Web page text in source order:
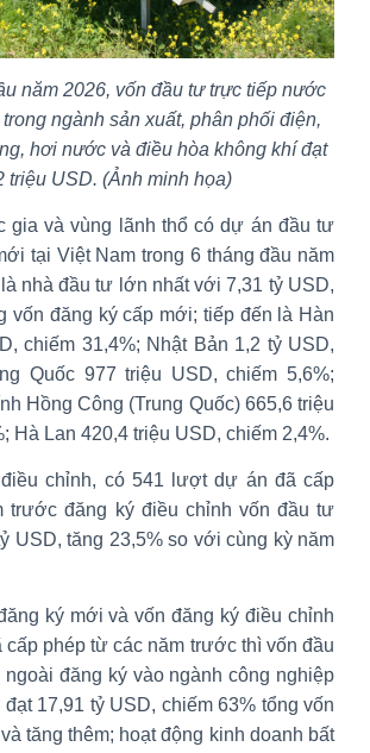
năm 2026, vốn đầu tư trực tiếp nước
ngành sản xuất, phân phối điện,
hơi nước và điều hòa không khí đạt
triệu USD. (Ảnh minh họa)
gia và vùng lãnh thổ có dự án đầu tư
tại Việt Nam trong 6 tháng đầu năm
nhà đầu tư lớn nhất với 7,31 tỷ USD,
vốn đăng ký cấp mới; tiếp đến là Hàn
chiếm 31,4%; Nhật Bản 1,2 tỷ USD,
Quốc 977 triệu USD, chiếm 5,6%;
Hồng Công (Trung Quốc) 665,6 triệu
Hà Lan 420,4 triệu USD, chiếm 2,4%.
chỉnh, có 541 lượt dự án đã cấp
trước đăng ký điều chỉnh vốn đầu tư
USD, tăng 23,5% so với cùng kỳ năm
ký mới và vốn đăng ký điều chỉnh
cấp phép từ các năm trước thì vốn đầu
đăng ký vào ngành công nghiệp
17,91 tỷ USD, chiếm 63% tổng vốn
tăng thêm; hoạt động kinh doanh bất